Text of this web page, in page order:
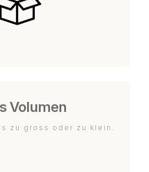
Volumen
zu gross oder zu klein.